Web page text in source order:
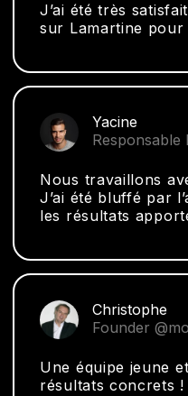
J’ai été très
sur Lamartine pour
Yacine
Responsable
Nous travaillons
J’ai été bluffé par
les résultats
Christophe
Founder
Une équipe jeune
résultats concrets !